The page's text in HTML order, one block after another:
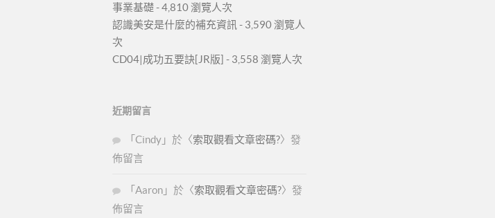
事業基礎- 4,810 瀏覽人次
認識美安是什麼的補充資訊 - 3,590 瀏覽人
次
CD04|成功五要訣[JR版] - 3,558 瀏覽人次
近期留言
「 Cindy 」於〈索取觀看文章密碼?〉發
佈留言
「 Aaron 」於〈索取觀看文章密碼?〉發
佈留言